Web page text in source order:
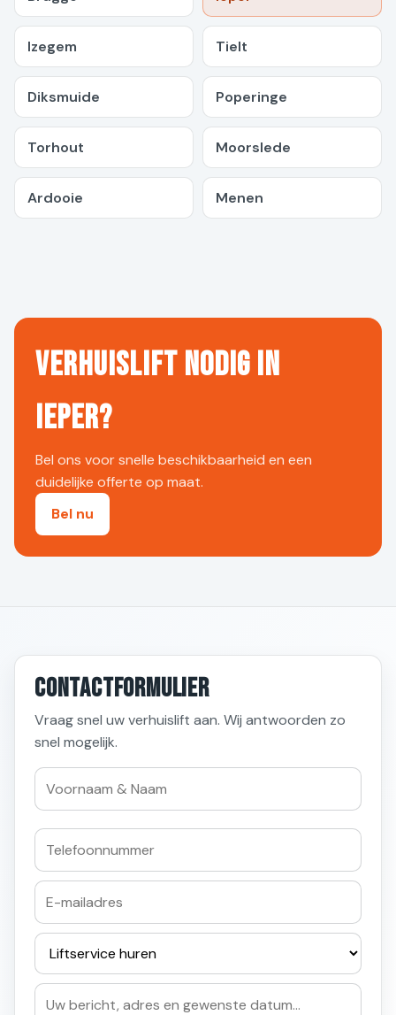
Izegem Tielt
Diksmuide Poperinge
Torhout Moorslede
Ardooie Menen
Verhuislift nodig in
Ieper?
Bel ons voor snelle beschikbaarheid en een
duidelijke offerte op maat.
Bel nu
Contactformulier
Vraag snel uw verhuislift aan. Wij antwoorden zo
snel mogelijk.